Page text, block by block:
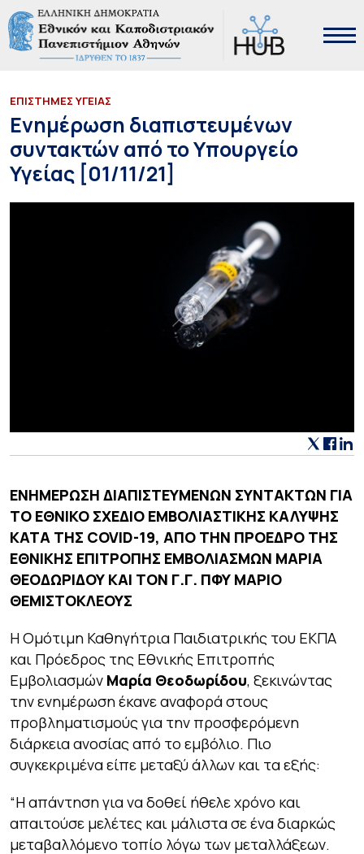
ΕΠΙΣΤΗΜΕΣ ΥΓΕΙΑΣ
Ενημέρωση διαπιστευμένων
συντακτών από το Υπουργείο
Υγείας [01/11/21]
EΝΗΜΕΡΩΣΗ ΔΙΑΠΙΣΤΕΥΜΕΝΩΝ ΣΥΝΤΑΚΤΩΝ ΓΙΑ
ΤΟ ΕΘΝΙΚΟ ΣΧΕΔΙΟ ΕΜΒΟΛΙΑΣΤΙΚΗΣ ΚΑΛΥΨΗΣ
ΚΑΤΑ ΤΗΣ COVID-19, ΑΠΟ ΤΗΝ ΠΡΟΕΔΡΟ ΤΗΣ
ΕΘΝΙΚΗΣ ΕΠΙΤΡΟΠΗΣ ΕΜΒΟΛΙΑΣΜΩΝ ΜΑΡΙΑ
ΘΕΟΔΩΡΙΔΟΥ ΚΑΙ ΤΟΝ Γ.Γ. ΠΦΥ ΜΑΡΙΟ
ΘΕΜΙΣΤΟΚΛΕΟΥΣ
Η Ομότιμη Καθηγήτρια Παιδιατρικής του ΕΚΠΑ
και Πρόεδρος της Εθνικής Επιτροπής
Εμβολιασμών Μαρία Θεοδωρίδου, ξεκινώντας
την ενημέρωση έκανε αναφορά στους
προβληματισμούς για την προσφερόμενη
διάρκεια ανοσίας από το εμβόλιο. Πιο
συγκεκριμένα είπε μεταξύ άλλων και τα εξής:
“Η απάντηση για να δοθεί ήθελε χρόνο και
απαιτούσε μελέτες και μάλιστα σε ένα διαρκώς
μεταβαλλόμενο τοπίο λόγω των μεταλλάξεων.